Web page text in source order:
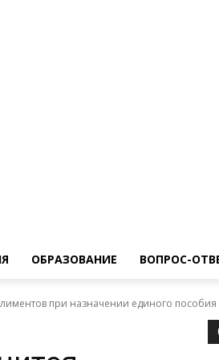
ОБРАЗОВАНИЕ ВОПРОС-
при назначении единого пособия